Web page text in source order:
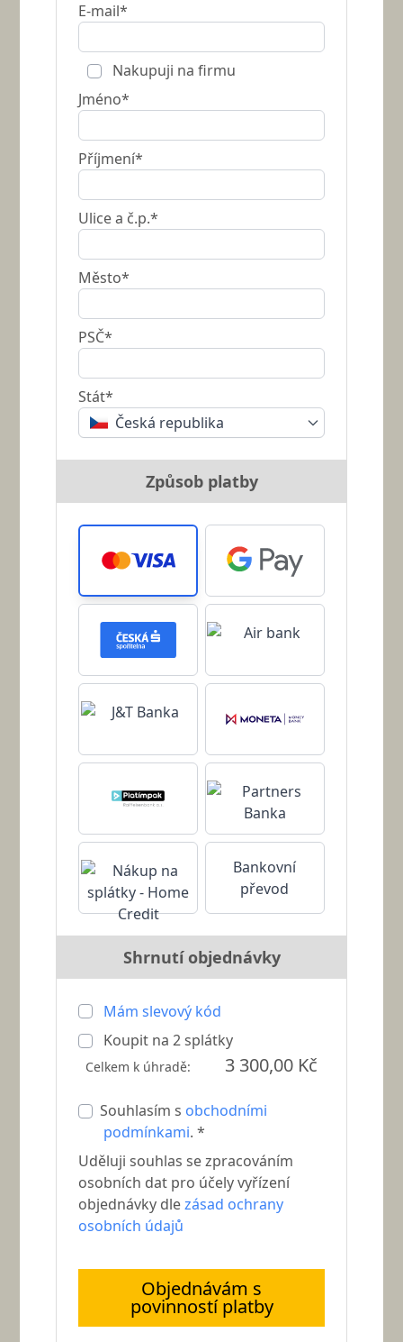
E-mail*
Nakupuji na firmu
Jméno*
Příjmení*
Ulice a č.p.*
Město*
PSČ*
Stát*
Česká republika
Způsob platby
Bankovní
převod
Shrnutí objednávky
Mám slevový kód
Koupit na2splátky
Celkem k úhradě: 3 300,00 Kč
Souhlasím s obchodními
podmínkami. *
Uděluji souhlas se zpracováním
osobních dat pro účely vyřízení
objednávky dlezásad ochrany
osobních údajů
Objednávám s
povinností platby